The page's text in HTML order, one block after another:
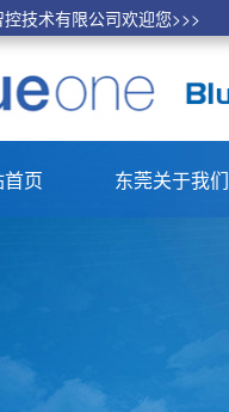
技术有限公司欢迎您>>>
页 东莞关于我们